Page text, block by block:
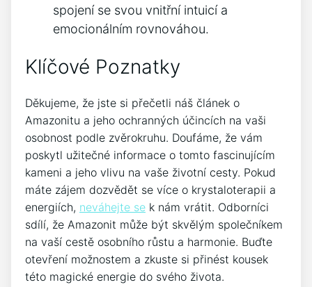
spojení se svou vnitřní intuicí a
emocionálním rovnováhou.
Klíčové Poznatky
Děkujeme, že jste si přečetli náš článek o
Amazonitu a jeho ochranných účincích na vaši
osobnost podle zvěrokruhu. Doufáme, že vám
poskytl užitečné informace o tomto fascinujícím
kameni a jeho vlivu na vaše životní cesty. Pokud
máte zájem dozvědět se více o krystaloterapii a
energiích, neváhejte se k nám vrátit. Odborníci
sdílí, že Amazonit může být skvělým společníkem
na vaší cestě osobního růstu a harmonie. Buďte
otevření možnostem a zkuste si přinést kousek
této magické energie do svého života.